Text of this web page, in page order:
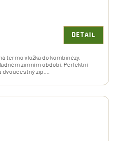
DETAIL
termo vložka do kombinézy,
zimním období. Perfektní
zip....